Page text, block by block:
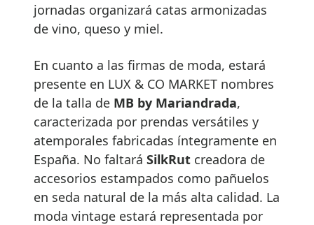
jornadas organizará catas armonizadas
de vino, queso y miel.
En cuanto a las firmas de moda, estará
presente en LUX & CO MARKET nombres
de la talla de MB by Mariandrada,
caracterizada por prendas versátiles y
atemporales fabricadas íntegramente en
España. No faltará SilkRut creadora de
accesorios estampados como pañuelos
en seda natural de la más alta calidad. La
moda vintage estará representada por